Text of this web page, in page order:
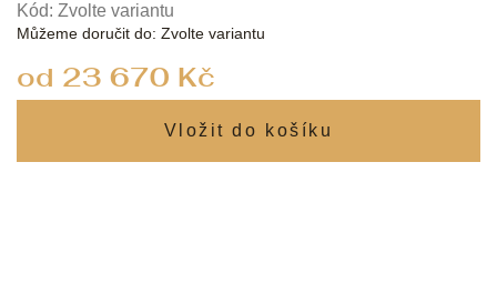
od 23 670 Kč
Můžeme doručit do: Zvolte variantu
Kód: Zvolte variantu